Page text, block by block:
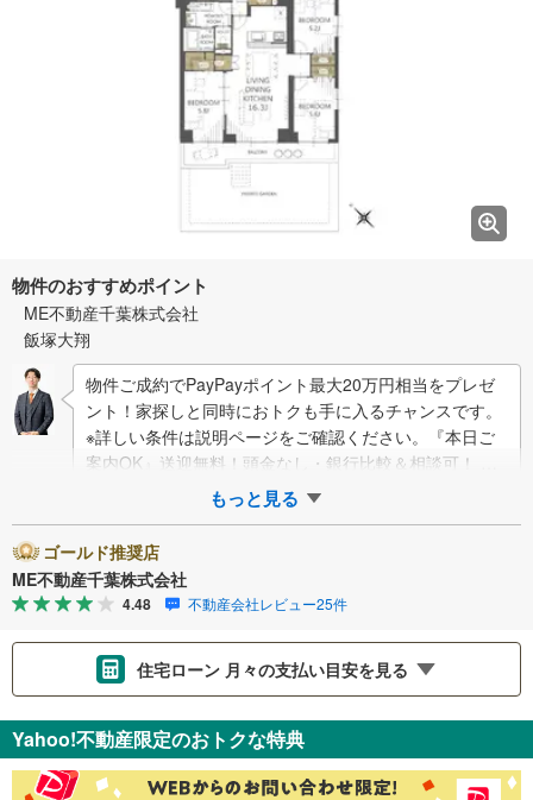
物件のおすすめポイント
ME不動産千葉株式会社
飯塚大翔
物件ご成約でPayPayポイント最大20万円相当をプレゼ
ント！家探しと同時におトクも手に入るチャンスです。
※詳しい条件は説明ページをご確認ください。『本日ご
案内OK』送迎無料！頭金なし・銀行比較＆相談可！ テ
レビで紹介された『やど…
もっと見る
ゴールド推奨店
ME不動産千葉株式会社
4.48 不動産会社レビュー25件
住宅ローン 月々の支払い目安を見る
金利 ％
Yahoo!不動産限定のおトクな特典